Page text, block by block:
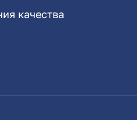
качества